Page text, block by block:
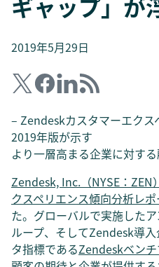
ギャップ」が
2019年5月29日
– Zendeskカスタマーエク
2019年版が示す
より一層高まる企業に対す
Zendesk, Inc.（NYSE：ZEN）
クスペリエンス傾向分析レ
た。グローバルで実施した
ループ、そしてZendesk導
タ指標であるZendeskベンチ